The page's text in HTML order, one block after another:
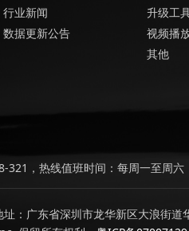
行业新闻
数据更新公告
升级工
视频播
其他
321，热线值班时间：每周一至周
：广东省深圳市龙华新区大浪街